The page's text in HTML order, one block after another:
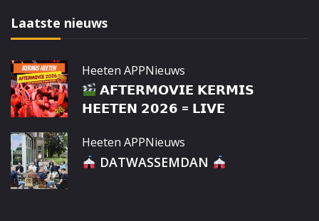
Laatste nieuws
Heeten APPNieuws
𝗔𝗙𝗧𝗘𝗥𝗠𝗢𝗩𝗜𝗘 𝗞𝗘𝗥𝗠𝗜𝗦
𝗛𝗘𝗘𝗧𝗘𝗡 𝟮𝟬𝟮𝟲 = 𝗟𝗜𝗩𝗘
Heeten APPNieuws
DATWASSEMDAN